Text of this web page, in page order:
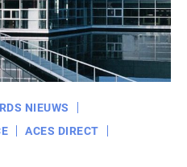
NIEUWS
ACES DIRECT